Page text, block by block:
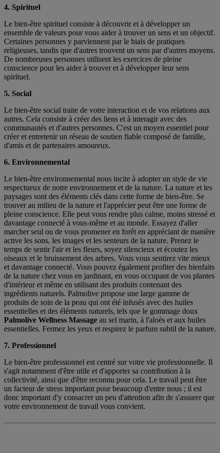
4. Spirituel
Le bien-être spirituel consiste à découvrir et à développer un
ensemble de valeurs pour vous aider à trouver un sens et un objectif.
Certaines personnes y parviennent par le biais de pratiques
religieuses, tandis que d'autres trouvent un sens par d'autres moyens.
De nombreuses personnes utilisent les exercices de pleine
conscience pour les aider à trouver et à développer leur sens
spirituel.
5. Social
Le bien-être social traite de votre interaction et de vos relations aux
autres. Cela consiste à créer des liens et à interagir avec des
communautés et d'autres personnes. C'est un moyen essentiel pour
créer et entretenir un réseau de soutien fiable composé de famille,
d'amis et de partenaires amoureux.
6. Environnemental
Le bien-être environnemental nous incite à adopter un style de vie
respectueux de notre environnement et de la nature. La nature et les
paysages sont des éléments clés dans cette forme de bien-être. Se
trouver au milieu de la nature et l'apprécier peut être une forme de
pleine conscience. Elle peut vous rendre plus calme, moins stressé et
davantage connecté à vous-même et au monde. Essayez d'aller
marcher seul ou de vous promener en forêt en appréciant de manière
active les sons, les images et les senteurs de la nature. Prenez le
temps de sentir l'air et les fleurs, soyez silencieux et écoutez les
oiseaux et le bruissement des arbres. Vous vous sentirez vite mieux
et davantage connecté. Vous pouvez également profiter des bienfaits
de la nature chez vous en jardinant, en vous occupant de vos plantes
d'intérieur et même en utilisant des produits contenant des
ingrédients naturels. Palmolive propose une large gamme de
produits de soin de la peau qui ont été infusés avec des huiles
essentielles et des éléments naturels, tels que le gommage doux
Palmolive Wellness Massage au sel marin, à l'aloès et aux huiles
essentielles. Fermez les yeux et respirez le parfum subtil de la nature.
7. Professionnel
Le bien-être professionnel est centré sur votre vie professionnelle. Il
s'agit notamment d'être utile et d'apporter sa contribution à la
collectivité, ainsi que d'être reconnu pour cela. Le travail peut être
un facteur de stress important pour beaucoup d'entre nous ; il est
donc important d'y consacrer un peu d'attention afin de s'assurer que
votre environnement de travail vous convient.